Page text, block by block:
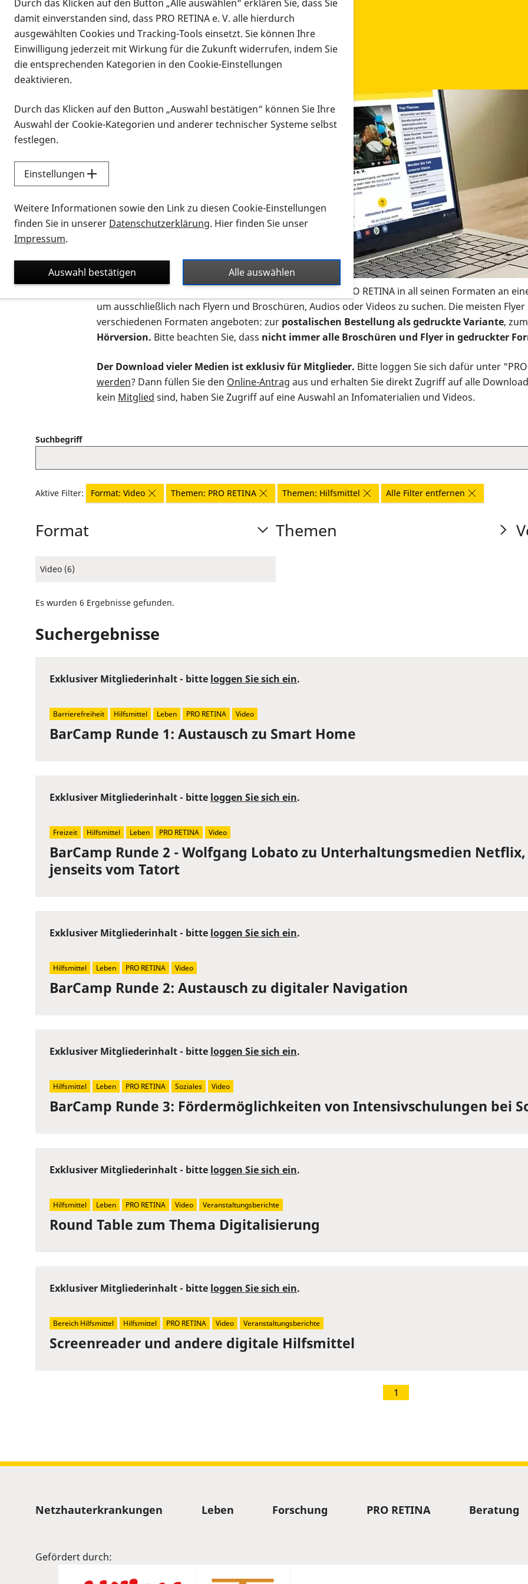
Infomaterial
Infomaterial
Vorlesen
Alle Infomaterialien in verschiedenen Formaten an
Sie möchten wissen, wie Sie nach Infonmaterial suchen und dieses bestellen bzw. herunterladen
Erklärvideos zum Thema Infomaterial auf der PRO RETINA-Website für blinde und
Auf dieser Seite finden Sie sämtliches Infomaterial der PRO RETINA in all seinen Formaten an
um ausschließlich nach Flyern und Broschüren, Audios oder Videos zu suchen. Die meisten
verschiedenen Formaten angeboten: zur postalischen Bestellung als gedruckte Variante,
Hörversion. Bitte beachten Sie, dass nicht immer alle Broschüren und Flyer in gedruckter
Der Download vieler Medien ist exklusiv für Mitglieder. Bitte loggen Sie sich dafür unter
werden? Dann füllen Sie den Online-Antrag aus und erhalten Sie direkt Zugriff auf alle
kein Mitglied sind, haben Sie Zugriff auf eine Auswahl an Infomaterialien und Videos.
Suchbegriff
Aktive Filter: Format: Video Themen: PRO RETINA Themen: Hilfsmittel Alle Filter entfernen
Format
Video (6)
Themen
Es wurden 6 Ergebnisse gefunden.
Suchergebnisse
BarCamp Runde 1: Austausch zu Smart Home
Exklusiver Mitgliederinhalt - bitte loggen Sie sich ein.
Barrierefreiheit Hilfsmittel Leben PRO RETINA Video
BarCamp Runde 2 - Wolfgang Lobato zu Unterhaltungsmedien
jenseits vom Tatort
Exklusiver Mitgliederinhalt - bitte loggen Sie sich ein.
Freizeit Hilfsmittel Leben PRO RETINA Video
BarCamp Runde 2: Austausch zu digitaler Navigation
Exklusiver Mitgliederinhalt - bitte loggen Sie sich ein.
Hilfsmittel Leben PRO RETINA Video
BarCamp Runde 3: Fördermöglichkeiten von Intensivschulungen bei
Exklusiver Mitgliederinhalt - bitte loggen Sie sich ein.
Hilfsmittel Leben PRO RETINA Soziales Video
Round Table zum Thema Digitalisierung
Exklusiver Mitgliederinhalt - bitte loggen Sie sich ein.
Hilfsmittel Leben PRO RETINA Video Veranstaltungsberichte
Screenreader und andere digitale Hilfsmittel
Exklusiver Mitgliederinhalt - bitte loggen Sie sich ein.
Bereich Hilfsmittel Hilfsmittel PRO RETINA Video Veranstaltungsberichte
1
Sitemap
Netzhauterkrankungen Leben Forschung PRO RETINA Beratung
Gefördert durch:
Durch das Klicken auf den Button „Alle auswählen“ erklären Sie, dass Sie
damit einverstanden sind, dass PRO RETINA e. V. alle hierdurch
ausgewählten Cookies und Tracking-Tools einsetzt. Sie können Ihre
Einwilligung jederzeit mit Wirkung für die Zukunft widerrufen, indem Sie
die entsprechenden Kategorien in den Cookie-Einstellungen
deaktivieren.
Durch das Klicken auf den Button „Auswahl bestätigen“ können Sie Ihre
Auswahl der Cookie-Kategorien und anderer technischer Systeme selbst
festlegen.
Einstellungen
Weitere Informationen sowie den Link zu diesen Cookie-Einstellungen
finden Sie in unserer Datenschutzerklärung. Hier finden Sie unser
Impressum.
Alle auswählen
Auswahl bestätigen